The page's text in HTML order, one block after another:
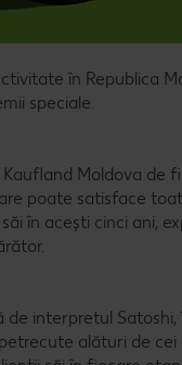
în Republica
speciale.
Moldova de
poate satisface
în acești cinci ani,
de interpretul
alături de